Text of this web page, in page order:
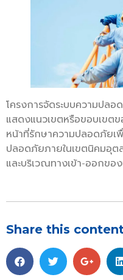
โครงการจัดระบบความปล
แสดงแนวเขตหรือขอบเขต
หน้าที่รักษาความปลอดภัยเ
ปลอดภัยภายในเขตนิคมอุต
และบริเวณทางเข้า-ออกขอ
Share this